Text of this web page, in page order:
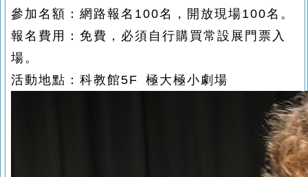
參加名額：網路報名100名，開放現場100名。
報名費用：免費，必須自行購買常設展門票入
場。
活動地點：科教館5F 極大極小劇場